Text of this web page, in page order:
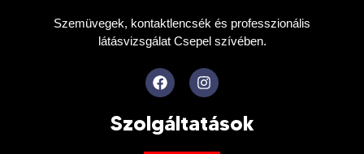
Szemüvegek, kontaktlencsék és professzionális
látásvizsgálat Csepel szívében.
Szolgáltatások